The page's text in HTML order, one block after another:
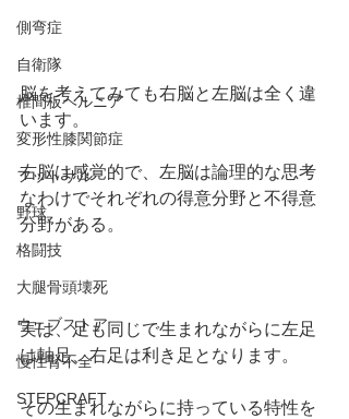
側弯症
自衛隊
椎間板ヘルニア
変形性膝関節症
フットサル
野球
格闘技
大腿骨頭壊死
ウェブストア
慢性腎不全
STEPCRAFT
脳を考えてみても右脳と左脳は全く違
います。
右脳は感覚的で、左脳は論理的な思考
なわけでそれぞれの得意分野と不得意
分野がある。
実は、足も同じで生まれながらに左足
は軸足、右足は利き足となります。
その生まれながらに持っている特性を